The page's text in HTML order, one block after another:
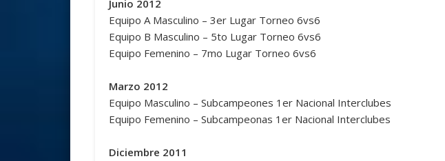
Junio 2012
Equipo A Masculino – 3er Lugar Torneo 6vs6
Equipo B Masculino – 5to Lugar Torneo 6vs6
Equipo Femenino – 7mo Lugar Torneo 6vs6
Marzo 2012
Equipo Masculino – Subcampeones 1er Nacional Interclubes
Equipo Femenino – Subcampeonas 1er Nacional Interclubes
Diciembre 2011